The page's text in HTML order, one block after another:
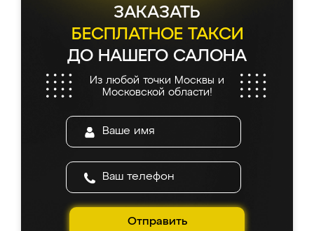
ЗАКАЗАТЬ
БЕСПЛАТНОЕ ТАКСИ
ДО НАШЕГО САЛОНА
Из любой точки Москвы и
Московской области!
Отправить